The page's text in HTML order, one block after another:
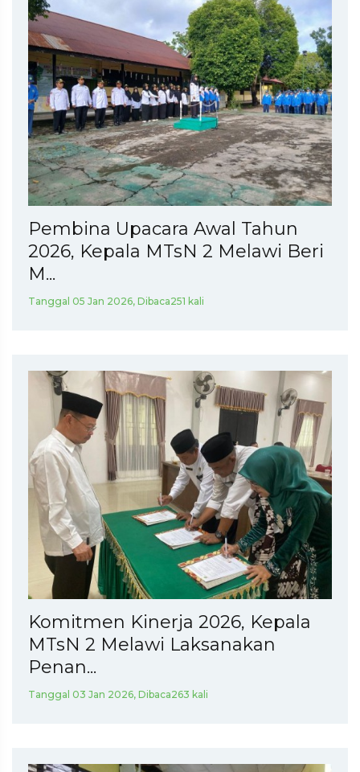
Pembina Upacara Awal Tahun
2026, Kepala MTsN 2 Melawi Beri
M...
Tanggal 05 Jan 2026, Dibaca251 kali
Komitmen Kinerja 2026, Kepala
MTsN 2 Melawi Laksanakan
Penan...
Tanggal 03 Jan 2026, Dibaca263 kali